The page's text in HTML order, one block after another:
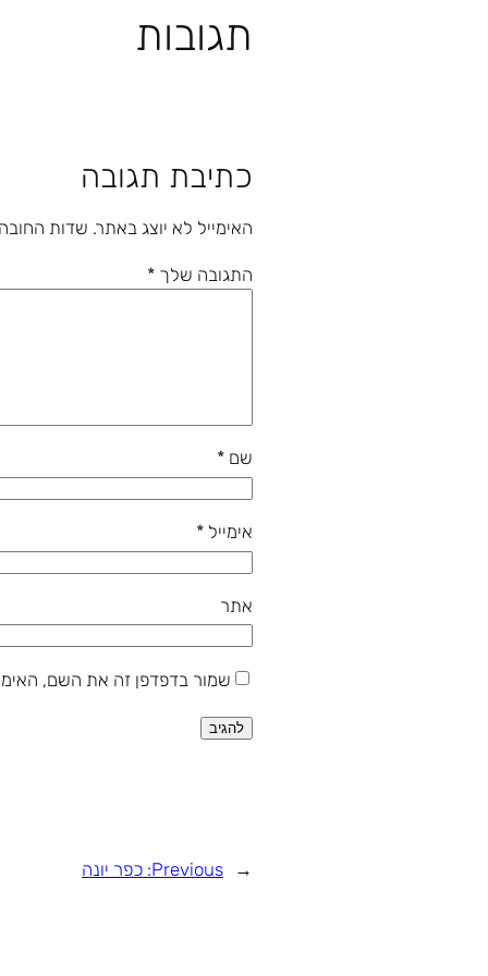
תגובות
כתיבת תגובה
האימייל לא יוצג באתר. שדות
התגובה שלך *
שם *
אימייל *
אתר
שמור בדפדפן זה את השם,
←
Previous: כפר יונה